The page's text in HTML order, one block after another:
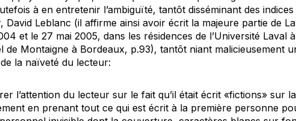
à en entretenir l’ambiguïté, tantôt disséminant des
David Leblanc (il affirme ainsi avoir écrit la majeure partie de
et le 27 mai 2005, dans les résidences de l’Université Laval
de Montaigne à Bordeaux, p.93), tantôt niant malicieusement
la naïveté du lecteur:
l’attention du lecteur sur le fait qu’il était écrit «fictions» sur
en prenant tout ce qui est écrit à la première personne